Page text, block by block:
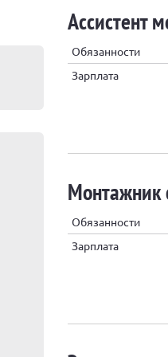
Ассистент
Обязанности
Зарплата
Монтажник
Обязанности
Зарплата